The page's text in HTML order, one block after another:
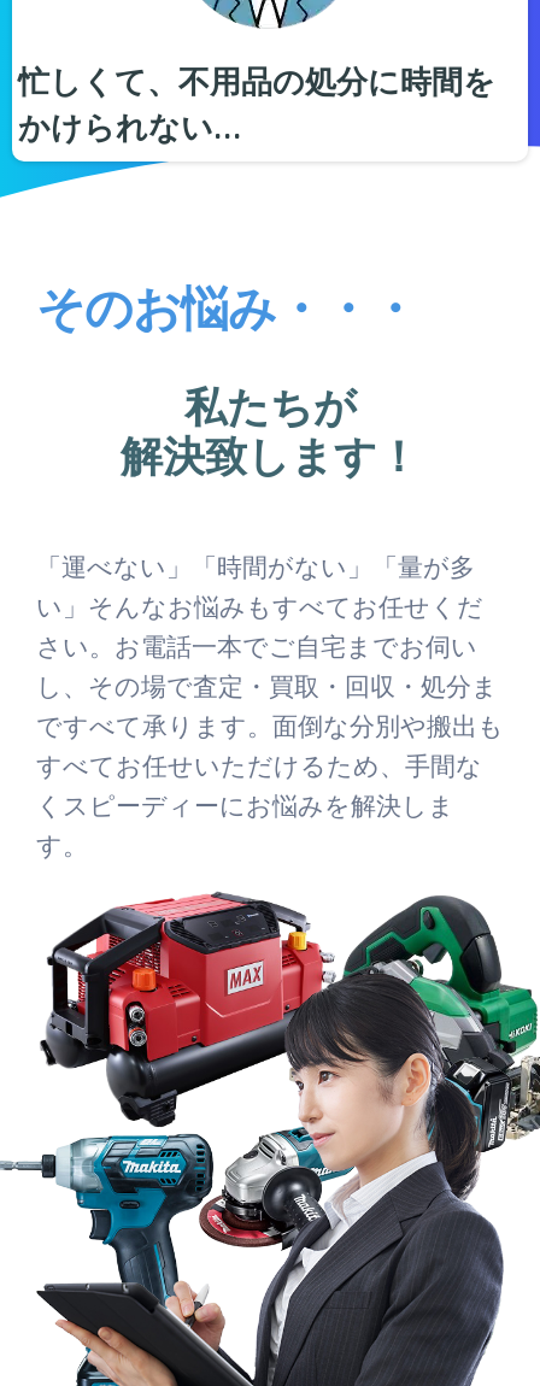
忙しくて、不用品の処分に時間を
かけられない…
そのお悩み・・・
私たちが
解決致します！
「運べない」「時間がない」「量が多
い」そんなお悩みもすべてお任せくだ
さい。お電話一本でご自宅までお伺い
し、その場で査定・買取・回収・処分ま
ですべて承ります。面倒な分別や搬出も
すべてお任せいただけるため、手間な
くスピーディーにお悩みを解決しま
す。